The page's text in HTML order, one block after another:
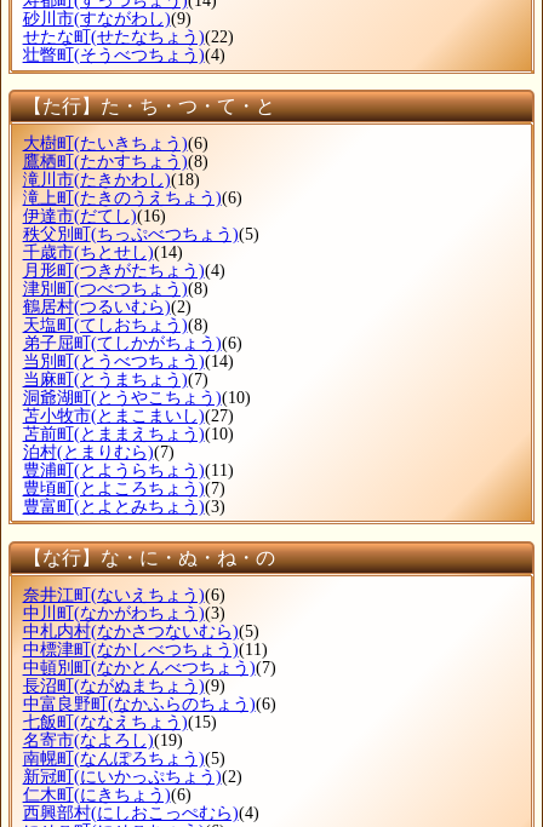
砂川市(すながわし)(9)
せたな町 (せたなちょう)(22)
壮瞥町 (そうべつちょう)(4)
【た行】た・ち・つ・て・と
大樹町 (たいきちょう)(6)
鷹栖町 (たかすちょう)(8)
滝川市(たきかわし)(18)
滝上町 (たきのうえちょう)(6)
伊達市(だてし)(16)
秩父別町 (ちっぷべつちょう)(5)
千歳市(ちとせし)(14)
月形町 (つきがたちょう)(4)
津別町 (つべつちょう)(8)
鶴居村(つるいむら)(2)
天塩町 (てしおちょう)(8)
弟子屈町 (てしかがちょう)(6)
当別町 (とうべつちょう)(14)
当麻町 (とうまちょう)(7)
洞爺湖町 (とうやこちょう)(10)
苫小牧市(とまこまいし)(27)
苫前町 (とままえちょう)(10)
泊村(とまりむら)(7)
豊浦町 (とようらちょう)(11)
豊頃町 (とよころちょう)(7)
豊富町 (とよとみちょう)(3)
【な行】な・に・ぬ・ね・の
奈井江町 (ないえちょう)(6)
中川町 (なかがわちょう)(3)
中札内村(なかさつないむら)(5)
中標津町 (なかしべつちょう)(11)
中頓別町 (なかとんべつちょう)(7)
長沼町 (ながぬまちょう)(9)
中富良野町 (なかふらのちょう)(6)
七飯町 (ななえちょう)(15)
名寄市(なよろし)(19)
南幌町 (なんぽろちょう)(5)
新冠町 (にいかっぷちょう)(2)
仁木町 (にきちょう)(6)
西興部村(にしおこっぺむら)(4)